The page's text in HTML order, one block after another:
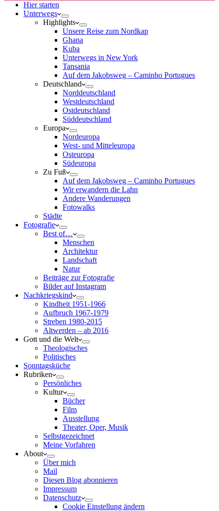
Hier starten
Unterwegs
Highlights
Unsere Reise zum Nordkap
Ghana
Kuba
Unterwegs in New York
Tansania
Auf dem Jakobsweg – Caminho Portugues
Deutschland
Norddeutschland
Westdeutschland
Ostdeutschland
Süddeutschland
Europa
Nordeuropa
West- und Mitteleuropa
Osteuropa
Südeuropa
Zu Fuß
Auf dem Jakobsweg – Caminho Portugues
Wir erwandern die Lahn
Andere Wanderungen
Fotowalks
Städte
Fotografie
Best of…
Menschen
Architektur
Landschaft
Natur
Beiträge zur Fotografie
Bilder auf Instagram
Nachkriegskind
Kindheit 1951-1966
Aufbruch 1967-1979
Streben 1980-2015
Altwerden – ab 2016
Gott und die Welt
Theologisches
Politisches
Sonntagsküche
Rubriken
Persönliches
Kultur
Bücher
Film
Ausstellung
Theater, Oper, Musik
Selbstgezeichnet
Meine Vorfahren
About
Über mich
Mail
Diesen Blog abonnieren
Impressum
Datenschutz
Cookie Einstellung ändern